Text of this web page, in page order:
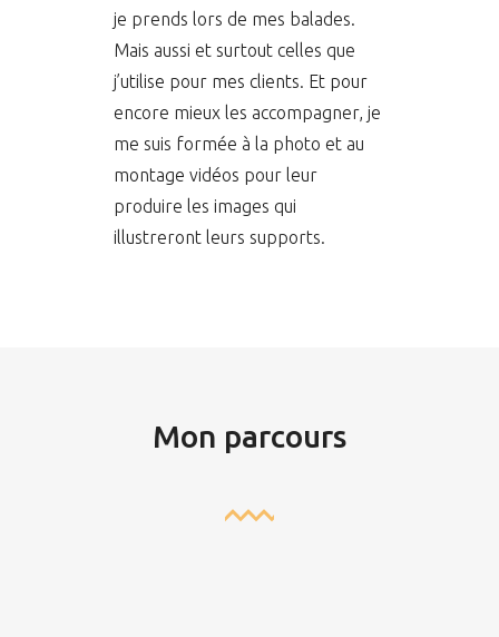
je prends lors de mes balades.
Mais aussi et surtout celles que
j’utilise pour mes clients. Et pour
encore mieux les accompagner, je
me suis formée à la photo et au
montage vidéos pour leur
produire les images qui
illustreront leurs supports.
Mon parcours